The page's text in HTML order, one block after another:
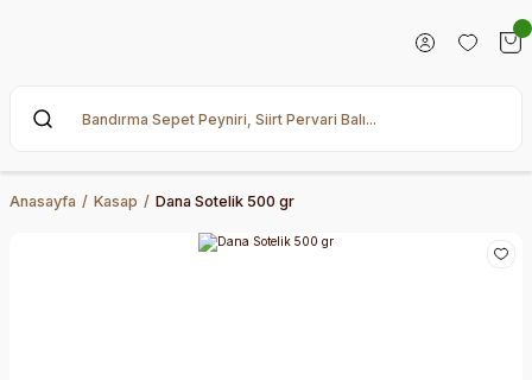
Anasayfa Kasap Dana Sotelik 500 gr